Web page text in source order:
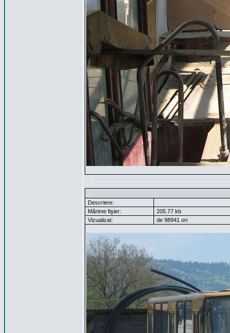
Descriere:
Mărime fişier:
205.77 kb
Vizualizat:
de 98941 ori